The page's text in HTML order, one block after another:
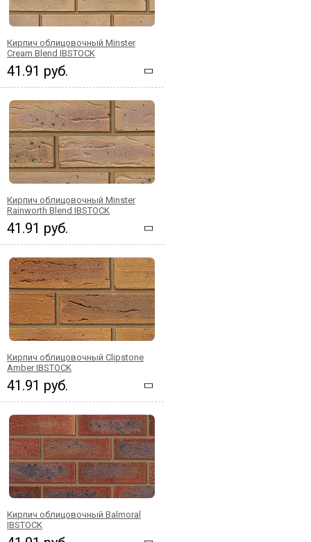
Кирпич облицовочный Minster
Cream Blend IBSTOCK
41.91 руб.
Кирпич облицовочный Minster
Rainworth Blend IBSTOCK
41.91 руб.
Кирпич облицовочный Clipstone
Amber IBSTOCK
41.91 руб.
Кирпич облицовочный Balmoral
IBSTOCK